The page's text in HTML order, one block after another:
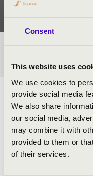
Consent
This website uses
We use cookies to
provide social media
We also share
our social media,
may combine it with
provided to them or
of their services.
Ez a koncert már
ELŐADÓK:
Balatoni Sándor-
Balatoni-Schultz